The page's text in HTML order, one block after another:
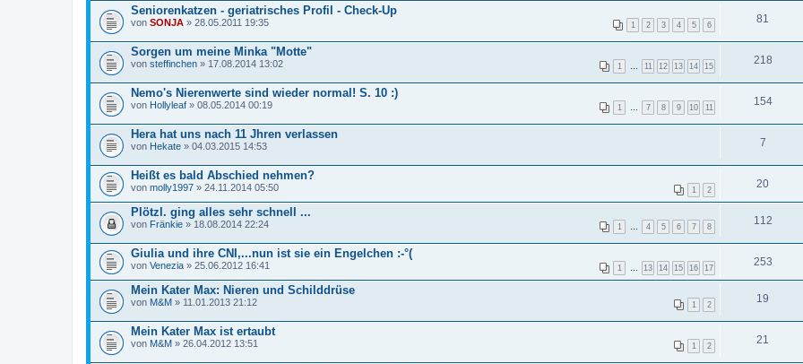
r
a
g
e
.
Seniorenkatzen - geriatrisches Profil - Check-Up
1 2 3 4 5 6
von SONJA » 28.05.2011 19:35 81
Sorgen um meine Minka "Motte"
1 11 12 13 14 15
von steffinchen » 17.08.2014 13:02 218
Nemo's Nierenwerte sind wieder normal! S. 10 :)
1 7 8 9 10 11
von Hollyleaf » 08.05.2014 00:19 154
Hera hat uns nach 11 Jhren verlassen
von Hekate » 04.03.2015 14:53 7
Heißt es bald Abschied nehmen?
1 2
von molly1997 » 24.11.2014 05:50 20
Plötzl. ging alles sehr schnell ...
1 4 5 6 7 8
von Fränkie » 18.08.2014 22:24 112
Giulia und ihre CNI,...nun ist sie ein Engelchen :-°(
1 13 14 15 16 17
von Venezia » 25.06.2012 16:41 253
Mein Kater Max: Nieren und Schilddrüse
1 2
von M&M » 11.01.2013 21:12 19
Mein Kater Max ist ertaubt
1 2
von M&M » 26.04.2012 13:51 21